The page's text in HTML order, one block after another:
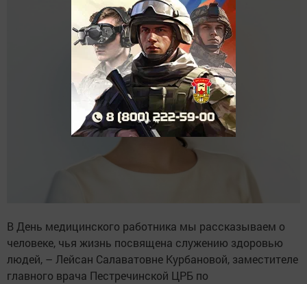
В День медицинского работника мы рассказываем о
человеке, чья жизнь посвящена служению здоровью
людей, – Лейсан Салаватовне Курбановой, заместителе
главного врача Пестречинской ЦРБ по